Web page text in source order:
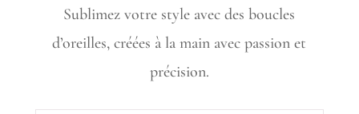
Sublimez votre style avec des boucles
d’oreilles, créées à la main avec passion et
précision.